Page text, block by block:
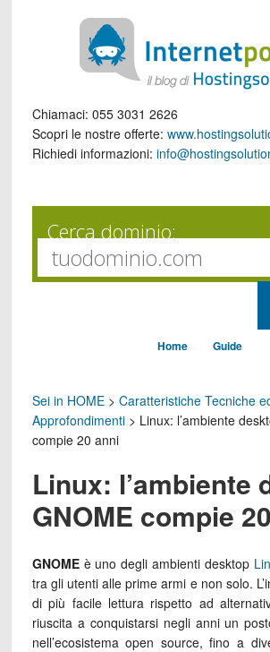
Chiamaci: 055 3031 2626
Scopri le nostre offerte:
Richiedi informazioni:
Cerca dominio:
Home Guide
Sei in HOME> Caratteristiche Tecniche
Approfondimenti> Linux: l’ambiente
compie 20 anni
Linux: l’ambiente
GNOME compie
GNOMEè uno degli ambienti desktop
tra gli utenti alle prime armi e non solo.
di più facile lettura rispetto ad
riuscita a conquistarsi negli anni un
nell’ecosistema open source, fino a